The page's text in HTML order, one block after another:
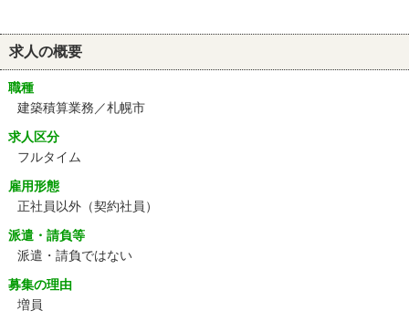
求人の概要
職種
建築積算業務／札幌市
求人区分
フルタイム
雇用形態
正社員以外（契約社員）
派遣・請負等
派遣・請負ではない
募集の理由
増員